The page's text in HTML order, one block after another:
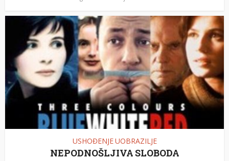
USHOĐENJE UOBRAZILJE
NEPODNOŠLJIVA SLOBODA